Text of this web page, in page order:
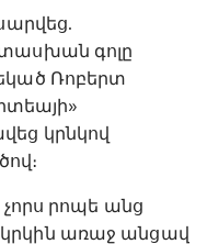
գոլը
Ռոբերտ
կրնկով
րոպե անց
առաջ անցավ